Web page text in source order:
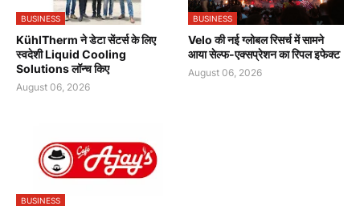
BUSINESS
KühlTherm ने डेटा सेंटर्स के लिए
स्वदेशी Liquid Cooling
Solutions लॉन्च किए
August 06, 2026
BUSINESS
Velo की नई ग्लोबल रिसर्च में सामने
आया सेल्फ-एक्सप्रेशन का रिपल इफेक्ट
August 06, 2026
BUSINESS